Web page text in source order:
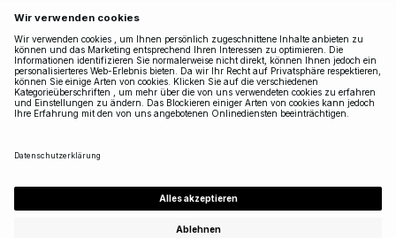
ÜBER NA-KD
FOLGEN SIE UNS
LEGAL